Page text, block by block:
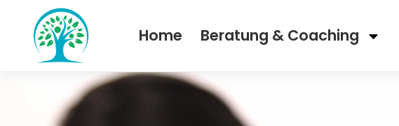
Home Beratung & Coaching